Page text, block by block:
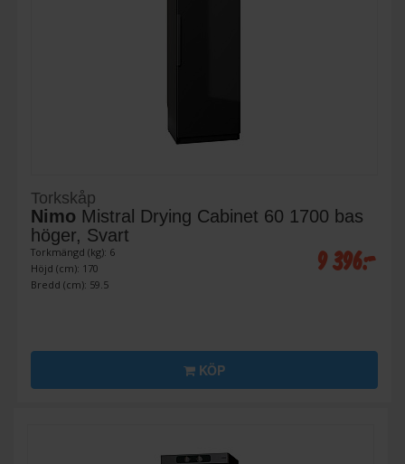
Torkskåp
Nimo Mistral Drying Cabinet 60 1700 bas
höger, Svart
Torkmängd (kg): 6
Höjd (cm): 170
Bredd (cm): 59.5
9 396:-
KÖP